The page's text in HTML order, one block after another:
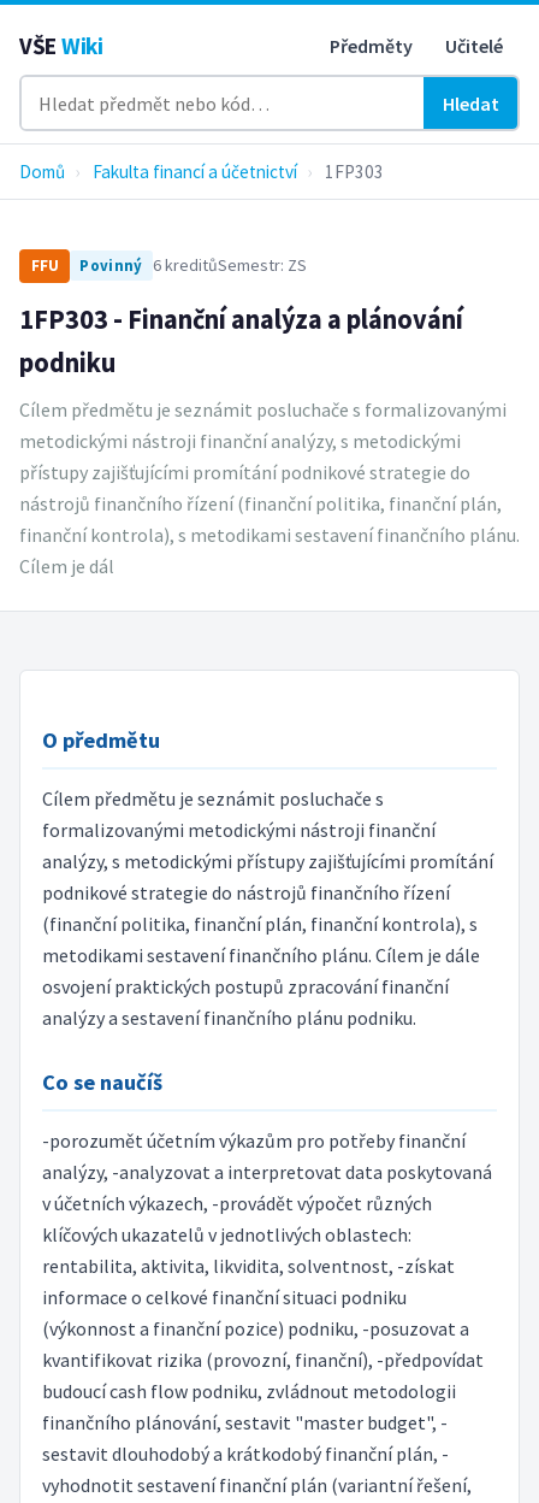
VŠE Wiki Předměty Učitelé
Hledat
Domů › Fakulta financí a účetnictví › 1FP303
FFU Povinný 6 kreditůSemestr: ZS
1FP303 - Finanční analýza a plánování
podniku
Cílem předmětu je seznámit posluchače s formalizovanými
metodickými nástroji finanční analýzy, s metodickými
přístupy zajišťujícími promítání podnikové strategie do
nástrojů finančního řízení (finanční politika, finanční plán,
finanční kontrola), s metodikami sestavení finančního plánu.
Cílem je dál
O předmětu
Cílem předmětu je seznámit posluchače s
formalizovanými metodickými nástroji finanční
analýzy, s metodickými přístupy zajišťujícími promítání
podnikové strategie do nástrojů finančního řízení
(finanční politika, finanční plán, finanční kontrola), s
metodikami sestavení finančního plánu. Cílem je dále
osvojení praktických postupů zpracování finanční
analýzy a sestavení finančního plánu podniku.
Co se naučíš
-porozumět účetním výkazům pro potřeby finanční
analýzy, -analyzovat a interpretovat data poskytovaná
v účetních výkazech, -provádět výpočet různých
klíčových ukazatelů v jednotlivých oblastech:
rentabilita, aktivita, likvidita, solventnost, -získat
informace o celkové finanční situaci podniku
(výkonnost a finanční pozice) podniku, -posuzovat a
kvantifikovat rizika (provozní, finanční), -předpovídat
budoucí cash flow podniku, zvládnout metodologii
finančního plánování, sestavit "master budget", -
sestavit dlouhodobý a krátkodobý finanční plán, -
vyhodnotit sestavení finanční plán (variantní řešení,